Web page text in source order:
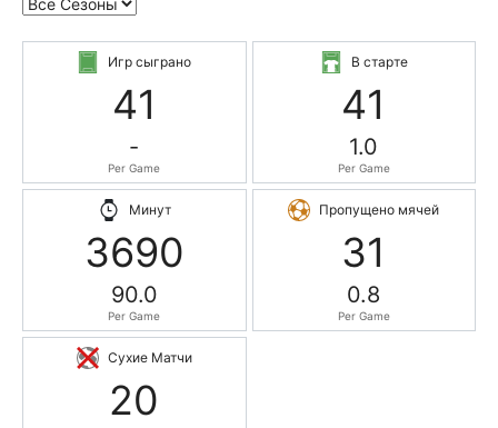
Игр сыграно
41
-
Per Game
В старте
41
1.0
Per Game
Минут
3690
90.0
Per Game
Пропущено мячей
31
0.8
Per Game
Сухие Матчи
20